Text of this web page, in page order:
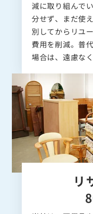
減に取り組んで
分せず、まだ使
別してからリユ
費用を削減。普
場合は、遠慮な
リ